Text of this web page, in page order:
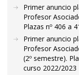
Primer anuncio
Profesor
Plazas nº 406 a
Primer anuncio
Profesor
(2º semestre).
curso 2022/2023